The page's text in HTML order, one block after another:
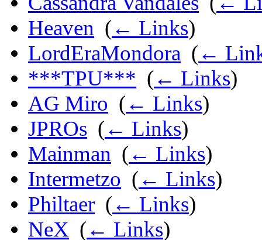
Heaven (← Links)
LordEraMondora (←
***TPU*** (← Links)
AG Miro (← Links)
JPROs (← Links)
Mainman (← Links)
Intermetzo (← Links)
Philtaer (← Links)
NeX (← Links)